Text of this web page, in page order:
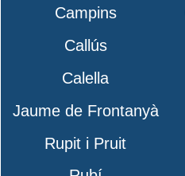
Campins
Callús
Calella
Jaume de Frontanyà
Rupit i Pruit